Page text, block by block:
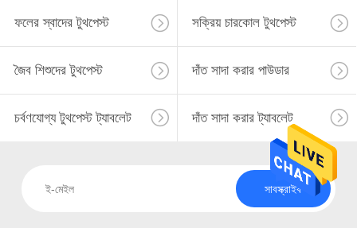
ফলের স্বাদের টুথপেস্ট সক্রিয় চারকোল টুথপেস্ট
জৈব শিশুদের টুথপেস্ট দাঁত সাদা করার পাউডার
চর্বণযোগ্য টুথপেস্ট ট্যাবলেট দাঁত সাদা করার ট্যাবলেট
সাবস্ক্রাইব